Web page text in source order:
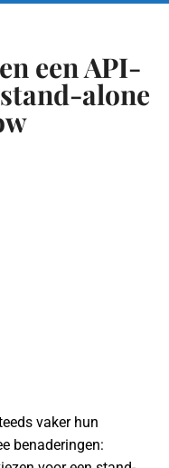
een API-
alone
vaker hun
benaderingen: